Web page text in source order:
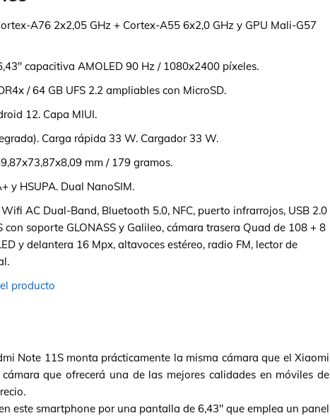
A76 2x2,05 GHz + Cortex-A55 6x2,0 GHz y GPU Mali-G57
capacitiva AMOLED 90 Hz / 1080x2400 píxeles.
/ 64 GB UFS 2.2 ampliables con MicroSD.
12. Capa MIUI.
Carga rápida 33 W. Cargador 33 W.
mm / 179 gramos.
y HSUPA. Dual NanoSIM.
Wifi AC Dual-Band, Bluetooth 5.0, NFC, puerto infrarrojos, USB 2.0
con soporte GLONASS y Galileo, cámara trasera Quad de 108 + 8
y delantera 16 Mpx, altavoces estéreo, radio FM, lector de
producto
Note 11S monta prácticamente la misma cámara que el Xiaomi
que ofrecerá una de las mejores calidades en móviles de
este smartphone por una pantalla de 6,43" que emplea un panel